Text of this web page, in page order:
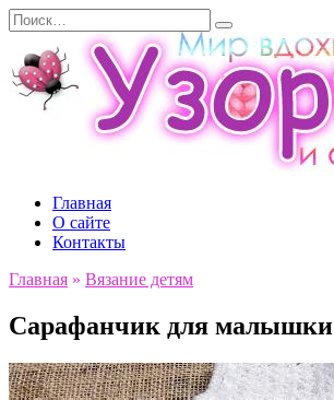
Перейти
к
содержанию
Search
for:
Главная
О сайте
Контакты
Главная » Вязание детям
Сарафанчик для малышки